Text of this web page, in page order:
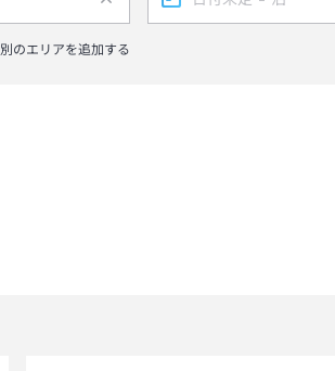
別のエリアを追加する